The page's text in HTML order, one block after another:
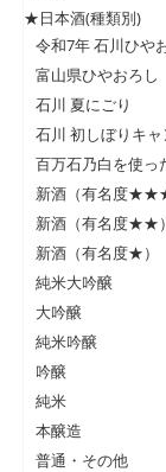
★日本酒(種類別)
令和7年 石川ひや
富山県ひやおろし
石川 夏にごり
石川 初しぼりキ
百万石乃白を使っ
新酒（有名度
新酒（有名度★★）
新酒（有名度★）
純米大吟醸
大吟醸
純米吟醸
吟醸
純米
本醸造
普通・その他